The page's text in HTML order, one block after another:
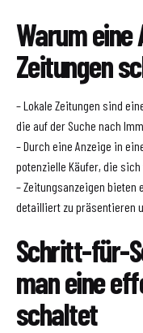
Warum eine
Zeitungen
– Lokale Zeitungen sind
die auf der Suche nach
– Durch eine Anzeige in
potenzielle Käufer, die
– Zeitungsanzeigen bieten
detailliert zu präsentieren
Schritt-für-
man eine
schaltet